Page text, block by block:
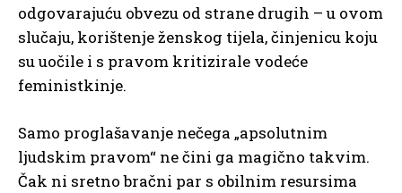
odgovarajuću obvezu od strane drugih – u ovom
slučaju, korištenje ženskog tijela, činjenicu koju
su uočile i s pravom kritizirale vodeće
feministkinje.
Samo proglašavanje nečega „apsolutnim
ljudskim pravom“ ne čini ga magično takvim.
Čak ni sretno bračni par s obilnim resursima